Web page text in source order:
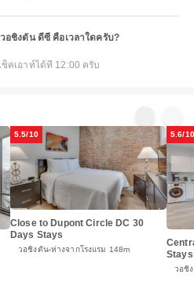
อชิงตัน ดีซี คือเวลาใดครับ?
คเอาท์ได้ที่ 12:00 ครับ
5.5/10
Close to Dupont Circle DC 30
Days Stays
วอชิงตัน ห่างจากโรงแรม 148m
5.6/10
Stays
วอชิ